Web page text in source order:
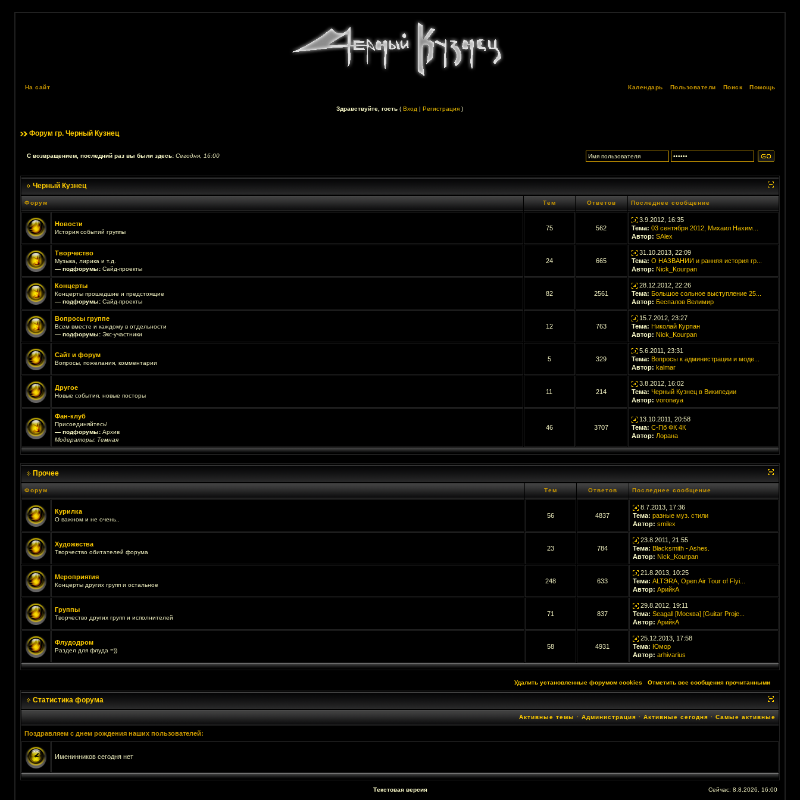
На сайт Помощь
Поиск
Пользователи
Календарь
Здравствуйте, гость (Вход |Регистрация )
Форум гр. Черный Кузнец
С возвращением, последний раз вы были здесь: Сегодня, 16:00
Черный Кузнец
Форум Тем Ответов Последнее сообщение
Новости
История событий группы
75 562
3.9.2012, 16:35
Тема: 03 сентября 2012, Михаил Нахим...
Автор: SAlex
Творчество
Музыка, лирика и т.д.
— подфорумы: Сайд-проекты
24 665
31.10.2013, 22:09
Тема: О НАЗВАНИИ и ранняя история гр...
Автор: Nick_Kourpan
Концерты
Концерты прошедшие и предстоящие
— подфорумы: Сайд-проекты
82 2561
28.12.2012, 22:26
Тема: Большое сольное выступление 25...
Автор: Беспалов Велимир
Вопросы группе
Всем вместе и каждому в отдельности
— подфорумы: Экс-участники
12 763
15.7.2012, 23:27
Тема: Николай Курпан
Автор: Nick_Kourpan
Сайт и форум
Вопросы, пожелания, комментарии
5 329
5.6.2011, 23:31
Тема: Вопросы к администрации и моде...
Автор: kalmar
Другое
Новые события, новые посторы
11 214
3.8.2012, 16:02
Тема: Черный Кузнец в Википедии
Автор: voronaya
Фан-клуб
Присоединяйтесь!
— подфорумы: Архив
Модераторы: Темная
46 3707
13.10.2011, 20:58
Тема: С-Пб ФК 4К
Автор: Лорана
Прочее
Форум Тем Ответов Последнее сообщение
Курилка
О важном и не очень..
56 4837
8.7.2013, 17:36
Тема: разные муз. стили
Автор: smilex
Художества
Творчество обитателей форума
23 784
23.8.2011, 21:55
Тема: Blacksmith - Ashes.
Автор: Nick_Kourpan
Мероприятия
Концерты других групп и остальное
248 633
21.8.2013, 10:25
Тема: ALTЭRA, Open Air Tour of Flyi...
Автор: АрийкА
Группы
Творчество других групп и исполнителей
71 837
29.8.2012, 19:11
Тема: Seagall [Москва] [Guitar Proje...
Автор: АрийкА
Флудодром
Раздел для флуда =))
58 4931
25.12.2013, 17:58
Тема: Юмор
Автор: arhivarius
Удалить установленные форумом cookies ·Отметить все сообщения прочитанными
Статистика форума
Активные темы · Администрация · Активные сегодня · Самые активные
Поздравляем с днем рождения наших пользователей:
Именинников сегодня нет
Текстовая версия Сейчас: 8.8.2026, 16:00